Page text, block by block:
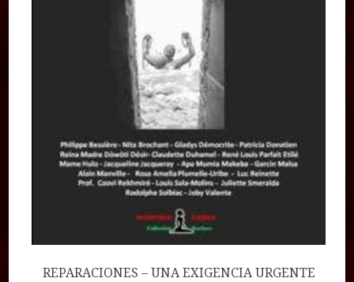
REPARACIONES – UNA EXIGENCIA URGENTE